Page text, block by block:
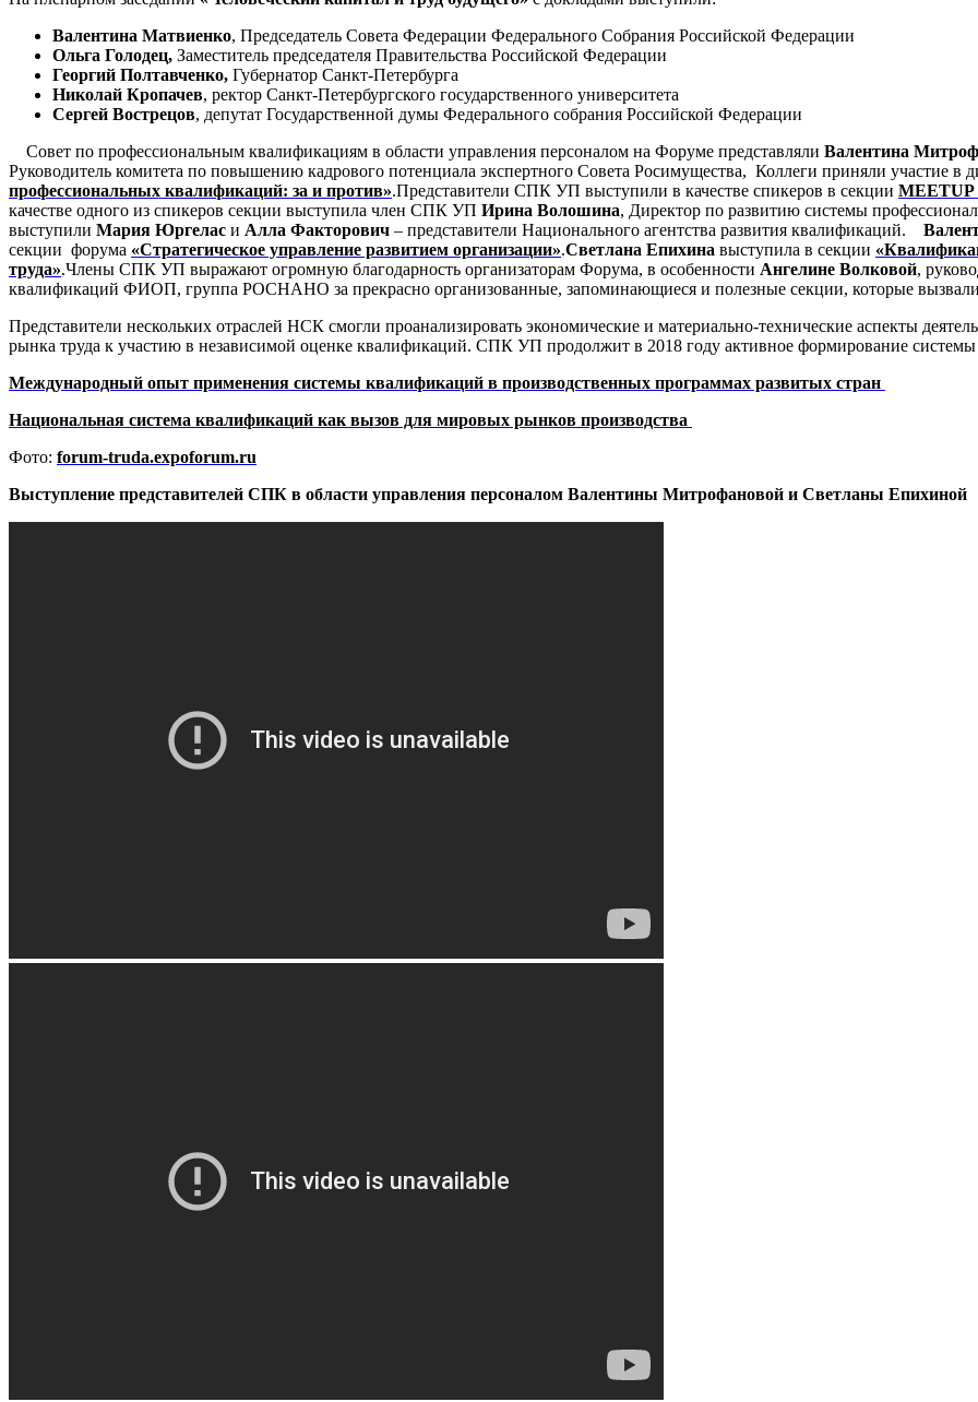
Валентина Матвиенко, Председатель Совета Федерации Федерального Собрания Российской Федерации
Ольга Голодец, Заместитель председателя Правительства Российской Федерации
Георгий Полтавченко, Губернатор Санкт-Петербурга
Николай Кропачев, ректор Санкт-Петербургского государственного университета
Сергей Вострецов, депутат Государственной думы Федерального собрания Российской Федерации
Совет по профессиональным квалификациям в области управления персоналом на Форуме представляли Валентина
Руководитель комитета по повышению кадрового потенциала экспертного Совета Росимущества, Коллеги приняли участие в
профессиональных квалификаций: за и против».Представители СПК УП выступили в качестве спикеров в секции MEETUP
качестве одного из спикеров секции выступила член СПК УП Ирина Волошина, Директор по развитию системы
выступили Мария Юргелас и Алла Факторович – представители Национального агентства развития квалификаций.
секции форума «Стратегическое управление развитием организации».Светлана Епихина выступила в секции
труда».Члены СПК УП выражают огромную благодарность организаторам Форума, в особенности Ангелине Волковой,
квалификаций ФИОП, группа РОСНАНО за прекрасно организованные, запоминающиеся и полезные секции, которые
Представители нескольких отраслей НСК смогли проанализировать экономические и материально-технические аспекты
рынка труда к участию в независимой оценке квалификаций. СПК УП продолжит в 2018 году активное формирование
Международный опыт применения системы квалификаций в производственных программах развитых стран
Национальная система квалификаций как вызов для мировых рынков производства
Фото: forum-truda.expoforum.ru
Выступление представителей СПК в области управления персоналом Валентины Митрофановой и Светланы Епихиной